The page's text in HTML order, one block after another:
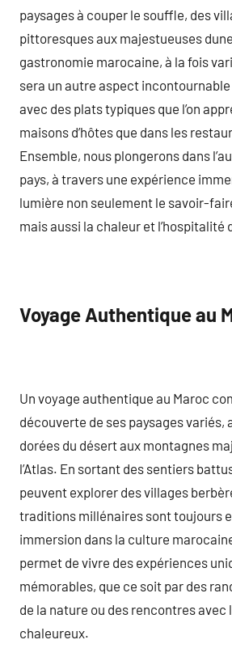
paysages à couper le souffle, des
pittoresques aux majestueuses
gastronomie marocaine, à la fois
sera un autre aspect
avec des plats typiques que l’on
maisons d’hôtes que dans les
Ensemble, nous plongerons dans
pays, à travers une expérience
lumière non seulement le savoir-
mais aussi la chaleur et l’hospitalité
Voyage Authentique au
Un voyage authentique au Maroc
découverte de ses paysages variés,
dorées du désert aux montagnes
l’Atlas. En sortant des sentiers
peuvent explorer des villages
traditions millénaires sont toujours
immersion dans la culture
permet de vivre des expériences
mémorables, que ce soit par des
de la nature ou des rencontres avec
chaleureux.